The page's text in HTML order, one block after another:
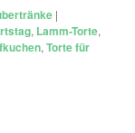
|
, Lamm-Torte,
,Torte für